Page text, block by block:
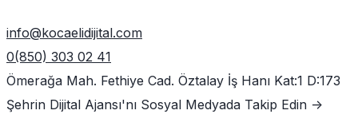
info@kocaelidijital.com
0(850) 303 02 41
Ömerağa Mah. Fethiye Cad. Öztalay İş Hanı Kat:1 D:173
Şehrin Dijital Ajansı'nı Sosyal Medyada Takip Edin ->